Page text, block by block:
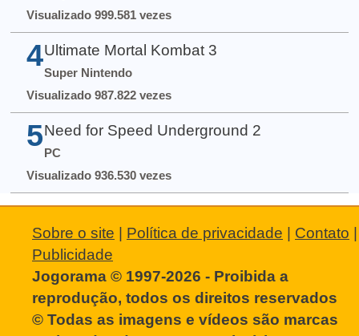
Visualizado 999.581 vezes
4 Ultimate Mortal Kombat 3
Super Nintendo
Visualizado 987.822 vezes
5 Need for Speed Underground 2
PC
Visualizado 936.530 vezes
Sobre o site Política de privacidade Contato
Publicidade
Jogorama © 1997-2026 - Proibida a
reprodução, todos os direitos reservados
© Todas as imagens e vídeos são marcas